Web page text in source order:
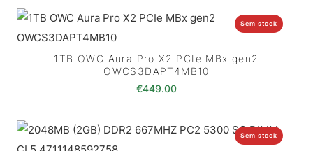
Sem stock
1TB OWC Aura Pro X2 PCIe MBx gen2
OWCS3DAPT4MB10
€449.00
Sem stock